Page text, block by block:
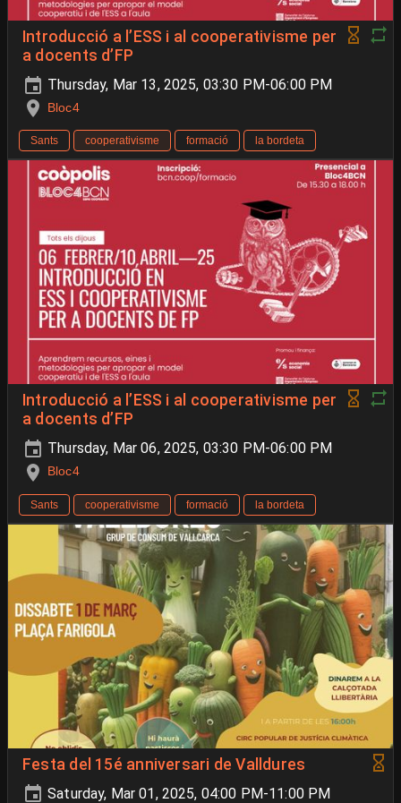
Introducció a l’ESS i al cooperativisme per
a docents d’FP
Thursday, Mar 13, 2025, 03:30 PM-06:00 PM
Bloc4
Sants cooperativisme formació la bordeta
Introducció a l’ESS i al cooperativisme per
a docents d’FP
Thursday, Mar 06, 2025, 03:30 PM-06:00 PM
Bloc4
Sants cooperativisme formació la bordeta
Festa del 15é anniversari de Valldures
Saturday, Mar 01, 2025, 04:00 PM-11:00 PM